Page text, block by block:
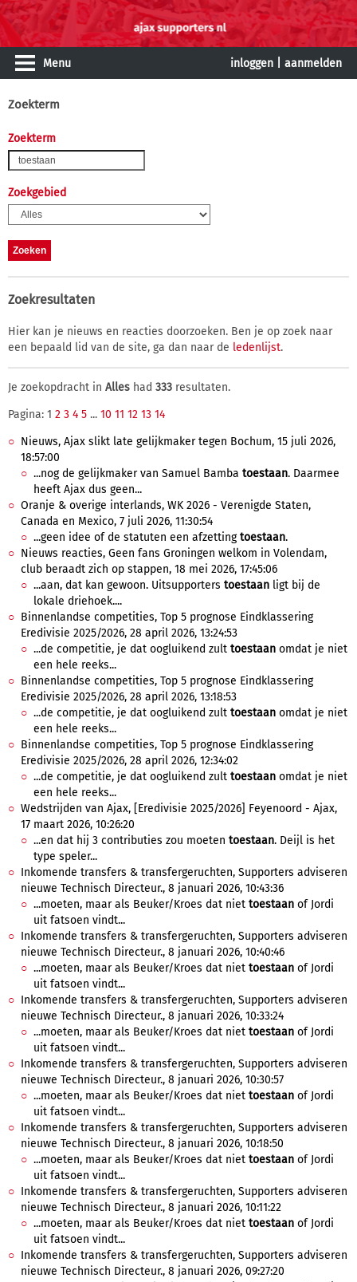
Menu inloggen aanmelden
Zoekterm
Zoekterm
Zoekgebied
Zoekresultaten
Hier kan je nieuws en reacties doorzoeken. Ben je op zoek naar
een bepaald lid van de site, ga dan naar de ledenlijst.
Je zoekopdracht in Alles had 333 resultaten.
Pagina: 1 2 3 4 5 ... 10 11 12 13 14
Nieuws, Ajax slikt late gelijkmaker tegen Bochum, 15 juli 2026,
18:57:00
...nog de gelijkmaker van Samuel Bamba toestaan. Daarmee
heeft Ajax dus geen...
Oranje & overige interlands, WK 2026 - Verenigde Staten,
Canada en Mexico, 7 juli 2026, 11:30:54
...geen idee of de statuten een afzettingtoestaan.
Nieuws reacties, Geen fans Groningen welkom in Volendam,
club beraadt zich op stappen, 18 mei 2026, 17:45:06
...aan, dat kan gewoon. Uitsupporters toestaan ligt bij de
lokale driehoek....
Binnenlandse competities, Top 5 prognose Eindklassering
Eredivisie 2025/2026, 28 april 2026, 13:24:53
...de competitie, je dat oogluikend zult toestaan omdat je niet
een hele reeks...
Binnenlandse competities, Top 5 prognose Eindklassering
Eredivisie 2025/2026, 28 april 2026, 13:18:53
...de competitie, je dat oogluikend zult toestaan omdat je niet
een hele reeks...
Binnenlandse competities, Top 5 prognose Eindklassering
Eredivisie 2025/2026, 28 april 2026, 12:34:02
...de competitie, je dat oogluikend zult toestaan omdat je niet
een hele reeks...
Wedstrijden van Ajax, [Eredivisie 2025/2026] Feyenoord - Ajax,
17 maart 2026, 10:26:20
...en dat hij 3 contributies zou moeten toestaan. Deijl is het
type speler...
Inkomende transfers & transfergeruchten, Supporters adviseren
nieuwe Technisch Directeur., 8 januari 2026, 10:43:36
...moeten, maar als Beuker/Kroes dat niet toestaan of Jordi
uit fatsoen vindt...
Inkomende transfers & transfergeruchten, Supporters adviseren
nieuwe Technisch Directeur., 8 januari 2026, 10:40:46
...moeten, maar als Beuker/Kroes dat niet toestaan of Jordi
uit fatsoen vindt...
Inkomende transfers & transfergeruchten, Supporters adviseren
nieuwe Technisch Directeur., 8 januari 2026, 10:33:24
...moeten, maar als Beuker/Kroes dat niet toestaan of Jordi
uit fatsoen vindt...
Inkomende transfers & transfergeruchten, Supporters adviseren
nieuwe Technisch Directeur., 8 januari 2026, 10:30:57
...moeten, maar als Beuker/Kroes dat niet toestaan of Jordi
uit fatsoen vindt...
Inkomende transfers & transfergeruchten, Supporters adviseren
nieuwe Technisch Directeur., 8 januari 2026, 10:18:50
...moeten, maar als Beuker/Kroes dat niet toestaan of Jordi
uit fatsoen vindt...
Inkomende transfers & transfergeruchten, Supporters adviseren
nieuwe Technisch Directeur., 8 januari 2026, 10:11:22
...moeten, maar als Beuker/Kroes dat niet toestaan of Jordi
uit fatsoen vindt...
Inkomende transfers & transfergeruchten, Supporters adviseren
nieuwe Technisch Directeur., 8 januari 2026, 09:27:20